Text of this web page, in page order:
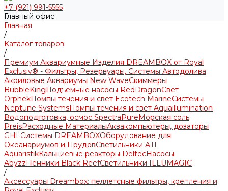
+7 (921) 991-5555
Главный офис
Главная
/
Каталог товаров
/
Премиум Аквариумные Изделия DREAMBOX от Royal
Exclusiv® - Фильтры, Резервуары, Системы Автодолива
Акриловые Аквариумы New WaveСкиммеры
BubbleKingПодъемные насосы RedDragonСвет
OrphekПомпы течения и свет Ecotech MarineСистемы
Neptune SystemsПомпы течения и свет Aquaillumination
Водоподготовка, осмос SpectraPureМорская соль
PreisРасходные МатериалыАквакомпьютеры, дозаторы
GHLСистемы DREAMBOXОборудование для
Океанариумов и ПрудовСветильники ATI
AquaristikКальциевые реакторы DeltecНасосы
AbyzzПенники Black ReefСветильники ILLUMAGIC
/
Аксессуары Dreambox: пеллетсные фильтры, крепления и